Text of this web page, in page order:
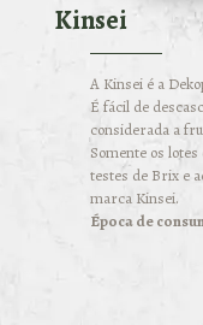
Kinsei
A Kinsei é a
É fácil de
considerada a
Somente os
testes de Brix e
marca Kinsei.
Época de